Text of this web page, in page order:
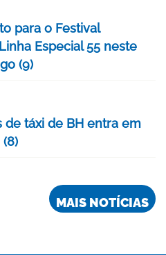
para o Festival
Especial 55 neste
(9)
de táxi de BH entra em
MAIS NOTÍCIAS